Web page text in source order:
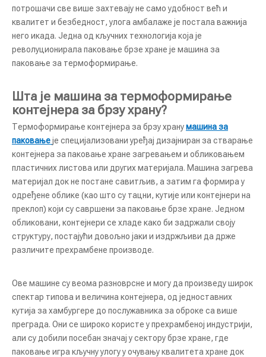
потрошачи све више захтевају не само удобност већ и
квалитет и безбедност, улога амбалаже је постала важнија
него икада. Једна од кључних технологија која је
револуционирала паковање брзе хране је машина за
паковање за термоформирање.
Шта је машина за термоформирање
контејнера за брзу храну?
Термоформирање контејнера за брзу хранумашина за
паковањеје специјализовани уређај дизајниран за стварање
контејнера за паковање хране загревањем и обликовањем
пластичних листова или других материјала. Машина загрева
материјал док не постане савитљив, а затим га формира у
одређене облике (као што су тацни, кутије или контејнери на
преклоп) који су савршени за паковање брзе хране. Једном
обликовани, контејнери се хладе како би задржали своју
структуру, постајући довољно јаки и издржљиви да држе
различите прехрамбене производе.
Ове машине су веома разноврсне и могу да произведу широк
спектар типова и величина контејнера, од једноставних
кутија за хамбургере до послужавника за оброке са више
преграда. Они се широко користе у прехрамбеној индустрији,
али су добили посебан значај у сектору брзе хране, где
паковање игра кључну улогу у очувању квалитета хране док